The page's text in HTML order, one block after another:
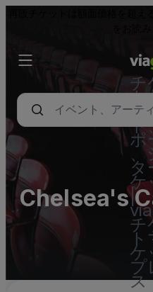
チ
ト
ン
ト
ポ
、
タ
ケ
|
チ
ト
ケ
プ
ス
Chelsea's
Lots